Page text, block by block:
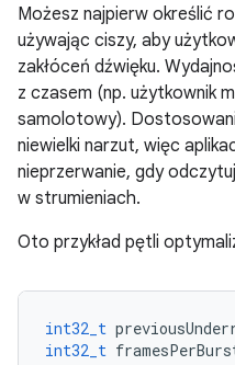
Możesz najpierw określić
używając ciszy, aby
zakłóceń dźwięku.
z czasem (np. użytkownik
samolotowy).
niewielki narzut, więc
nieprzerwanie, gdy
w strumieniach.
Oto przykład pętli
int32_t
int32_t